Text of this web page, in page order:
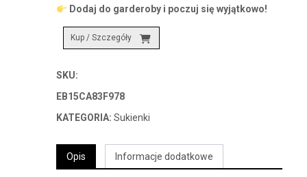
Dodaj do garderoby i poczuj się wyjątkowo!
Kup / Szczegóły
SKU:
EB15CA83F978
KATEGORIA: Sukienki
Opis Informacje dodatkowe